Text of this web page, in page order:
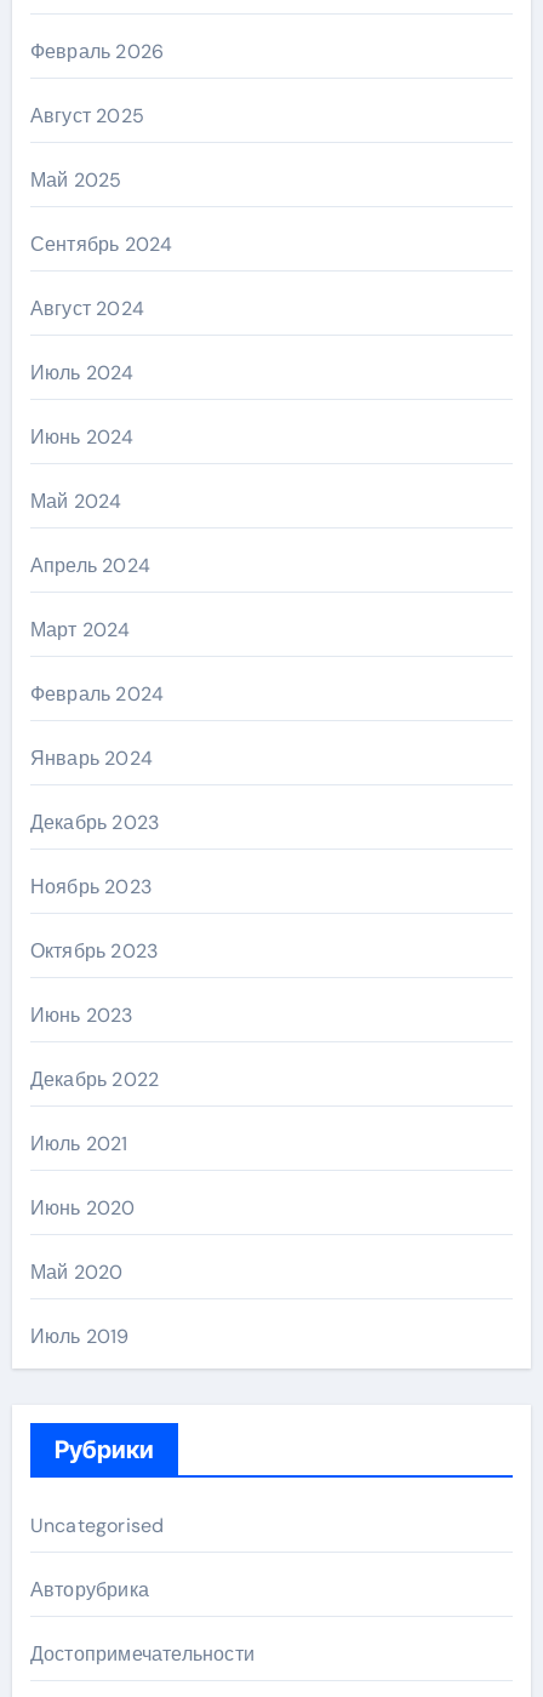
Февраль 2026
Август 2025
Май 2025
Сентябрь 2024
Август 2024
Июль 2024
Июнь 2024
Май 2024
Апрель 2024
Март 2024
Февраль 2024
Январь 2024
Декабрь 2023
Ноябрь 2023
Октябрь 2023
Июнь 2023
Декабрь 2022
Июль 2021
Июнь 2020
Май 2020
Июль 2019
Рубрики
Uncategorised
Авторубрика
Достопримечательности